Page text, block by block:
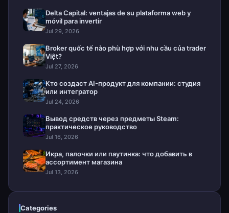
Delta Capital: ventajas de su plataforma web y
móvil para invertir
Jul 29, 2026
Broker quốc tế nào phù hợp với nhu cầu của trader
Việt?
Jul 27, 2026
Кто создаст AI-продукт для компании: студия
или интегратор
Jul 24, 2026
Вывод средств через предметы Steam:
практическое руководство
Jul 16, 2026
Икра, палочки или паутинка: что добавить в
ассортимент магазина
Jul 13, 2026
Categories